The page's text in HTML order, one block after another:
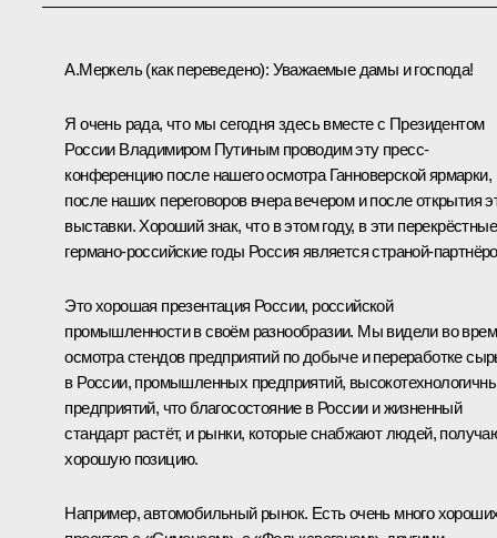
А.Меркель(как переведено): Уважаемые дамы и господа!
Я очень рада, что мы сегодня здесь вместе с Президентом
России Владимиром Путиным проводим эту пресс-
конференцию после нашего осмотра Ганноверской ярмарки,
после наших переговоров вчера вечером и после открытия
выставки. Хороший знак, что в этом году, в эти перекрёстные
германо-российские годы Россия является страной-
Это хорошая презентация России, российской
промышленности в своём разнообразии. Мы видели во
осмотра стендов предприятий по добыче и переработке
в России, промышленных предприятий,
предприятий, что благосостояние в России и жизненный
стандарт растёт, и рынки, которые снабжают людей,
хорошую позицию.
Например, автомобильный рынок. Есть очень много